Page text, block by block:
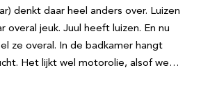
denkt daar heel anders over. Luizen
overal jeuk. Juul heeft luizen. En nu
ze overal. In de badkamer hangt
Het lijkt wel motorolie, alsof we…